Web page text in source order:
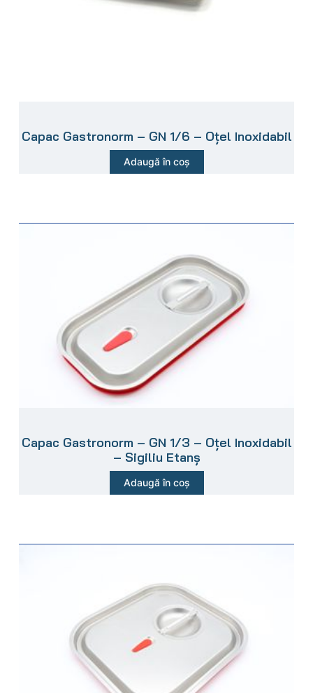
Capac Gastronorm – GN 1/6 – Oțel Inoxidabil
Adaugă în coș
Capac Gastronorm – GN 1/3 – Oțel Inoxidabil
– Sigiliu Etanș
Adaugă în coș